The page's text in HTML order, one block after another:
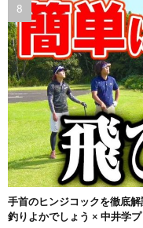
手首のヒンジコックを徹底
釣りよかでしょう × 中井学プ